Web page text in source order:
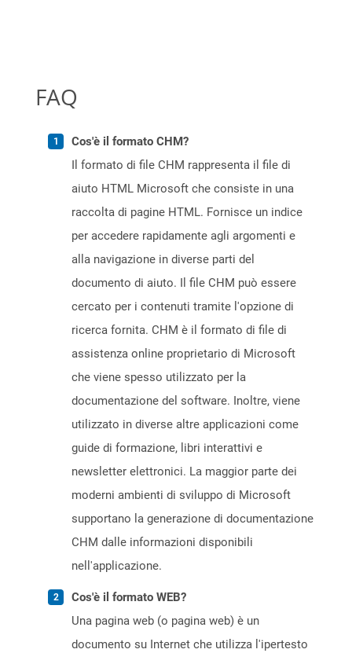
FAQ
Cos'è il formato CHM?
Il formato di file CHM rappresenta il file di
aiuto HTML Microsoft che consiste in una
raccolta di pagine HTML. Fornisce un indice
per accedere rapidamente agli argomenti e
alla navigazione in diverse parti del
documento di aiuto. Il file CHM può essere
cercato per i contenuti tramite l'opzione di
ricerca fornita. CHM è il formato di file di
assistenza online proprietario di Microsoft
che viene spesso utilizzato per la
documentazione del software. Inoltre, viene
utilizzato in diverse altre applicazioni come
guide di formazione, libri interattivi e
newsletter elettronici. La maggior parte dei
moderni ambienti di sviluppo di Microsoft
supportano la generazione di documentazione
CHM dalle informazioni disponibili
nell'applicazione.
Cos'è il formato WEB?
Una pagina web (o pagina web) è un
documento su Internet che utilizza l'ipertesto